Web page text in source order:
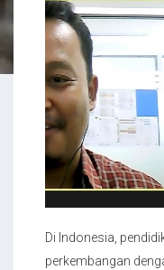
Di Indonesia,
perkembangan